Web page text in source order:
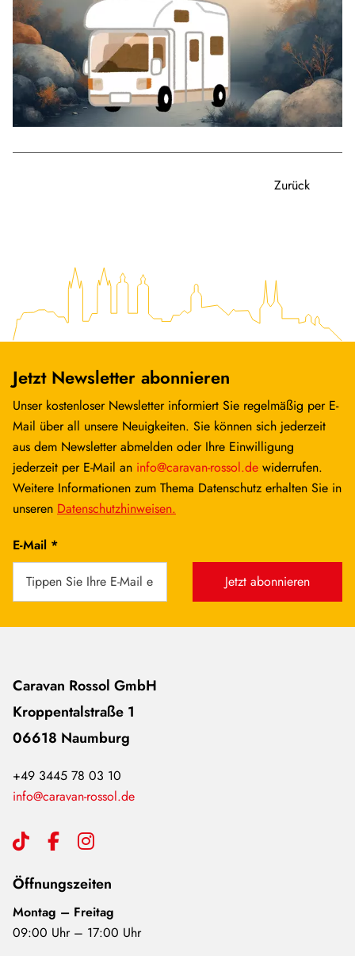
Zurück
Jetzt Newsletter abonnieren
Unser kostenloser Newsletter informiert Sie regelmäßig per E-
Mail über all unsere Neuigkeiten. Sie können sich jederzeit
aus dem Newsletter abmelden oder Ihre Einwilligung
jederzeit per E-Mail an info@caravan-rossol.de widerrufen.
Weitere Informationen zum Thema Datenschutz erhalten Sie in
unseren Datenschutzhinweisen.
E-Mail *
Jetzt abonnieren
Caravan Rossol GmbH
Kroppentalstraße 1
06618 Naumburg
+49 3445 78 03 10
info@caravan-rossol.de
Öffnungszeiten
Montag – Freitag
09:00 Uhr – 17:00 Uhr